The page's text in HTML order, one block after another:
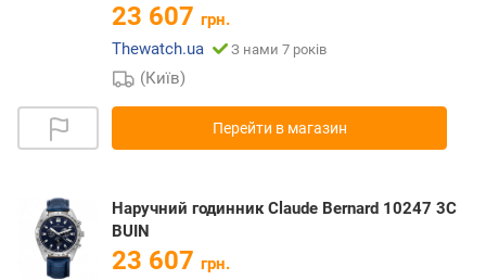
23 607 грн.
Thewatch.ua
З нами 7 років
(Київ)
Перейти в магазин
Наручний годинник Claude Bernard 10247 3C
BUIN
23 607 грн.